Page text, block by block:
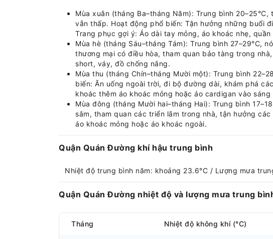
Mùa xuân (tháng Ba–tháng Năm): Trung bình
vẫn thấp. Hoạt động phổ biến: Tận hưởng những buổi
Trang phục gợi ý: Áo dài tay mỏng, áo khoác nhẹ, quần
Mùa hè (tháng Sáu–tháng Tám): Trung bình 27–29°C,
thương mại có điều hòa, tham quan bảo tàng trong
short, váy, đồ chống nắng.
Mùa thu (tháng Chín–tháng Mười một): Trung bình
biến: Ăn uống ngoài trời, đi bộ đường dài, khám phá
khoác thêm áo khoác mỏng hoặc áo cardigan vào sáng
Mùa đông (tháng Mười hai–tháng Hai): Trung bình
sắm, tham quan các triển lãm trong nhà, tận hưởng
áo khoác mỏng hoặc áo khoác ngoài.
Quận Quán Đường khí hậu trung bình
Nhiệt độ trung bình năm: khoảng 23.6°C / Lượng mưa
Quận Quán Đường nhiệt độ và lượng mưa trung
Tháng Nhiệt độ không khí (°C)